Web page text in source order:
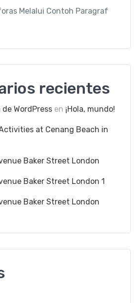
Melalui Contoh Paragraf
recientes
WordPress en ¡Hola, mundo!
at Cenang Beach in
Baker Street London
Baker Street London 1
Baker Street London